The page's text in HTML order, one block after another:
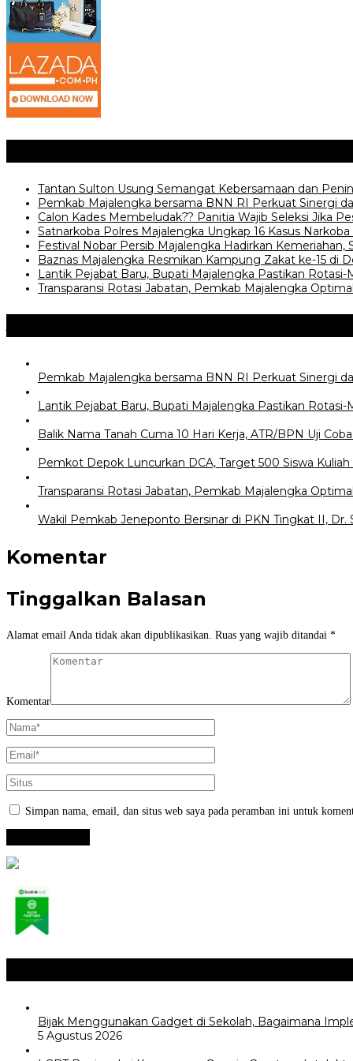
‎Tantan Sulton Usung Semangat Kebersamaan dan
Pemkab Majalengka bersama BNN RI Perkuat Sinergi
‎Calon Kades Membeludak?? Panitia Wajib Seleksi Jika
Satnarkoba Polres Majalengka Ungkap 16 Kasus
Festival Nobar Persib Majalengka Hadirkan
Baznas Majalengka Resmikan Kampung Zakat ke-15 di
Lantik Pejabat Baru, Bupati Majalengka Pastikan
Transparansi Rotasi Jabatan, Pemkab Majalengka
Pemkab Majalengka bersama BNN RI Perkuat Sinergi
Lantik Pejabat Baru, Bupati Majalengka Pastikan
Balik Nama Tanah Cuma 10 Hari Kerja, ATR/BPN Uji
Pemkot Depok Luncurkan DCA, Target 500 Siswa Kuliah
Transparansi Rotasi Jabatan, Pemkab Majalengka
Wakil Pemkab Jeneponto Bersinar di PKN Tingkat II, Dr.
Komentar
Tinggalkan Balasan
Alamat email Anda tidak akan dipublikasikan. Ruas yang wajib ditandai *
Komentar
Simpan nama, email, dan situs web saya pada peramban ini untuk
Bijak Menggunakan Gadget di Sekolah, Bagaimana
5 Agustus 2026